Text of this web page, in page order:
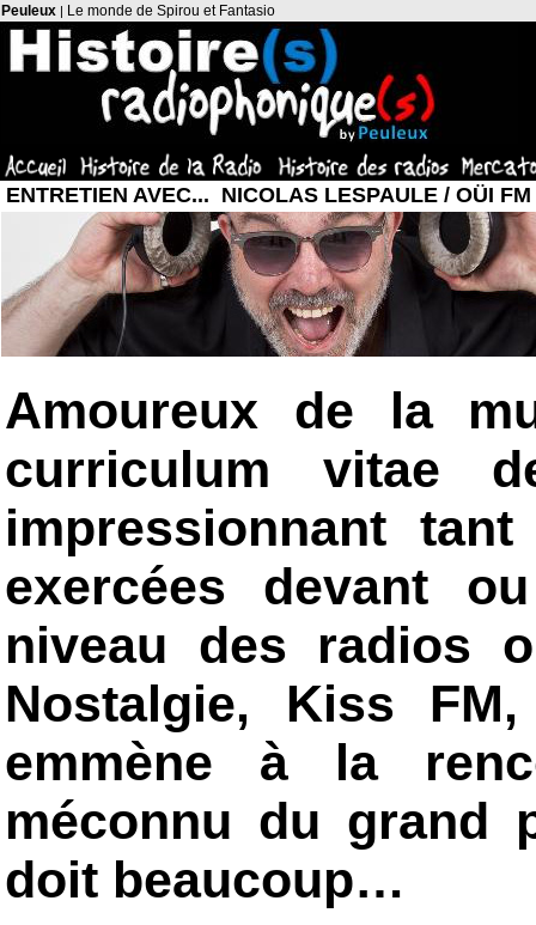
Peuleux | Le monde de Spirou et Fantasio
ENTRETIEN AVEC... NICOLAS LESPAULE / OÜI FM
Amoureux de la
curriculum vitae
impressionnant
exercées devant
niveau des radios
Nostalgie, Kiss
emmène à la
méconnu du grand
doit beaucoup…